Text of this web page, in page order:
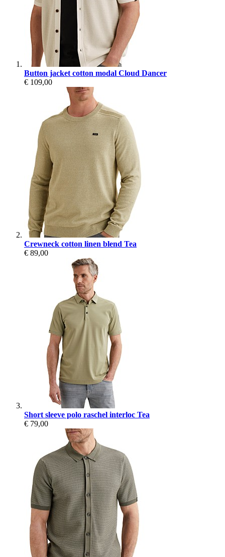
Button jacket cotton modal Cloud Dancer
€ 109,00
Crewneck cotton linen blend Tea
€ 89,00
Short sleeve polo raschel interloc Tea
€ 79,00